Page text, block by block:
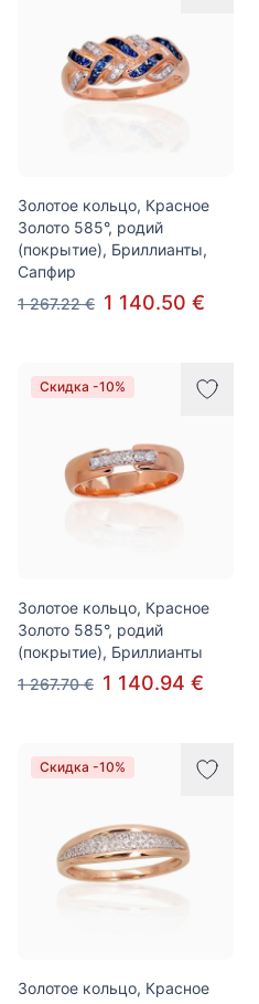
Золотое кольцо, Красное
Золото 585°, родий
(покрытие), Бриллианты,
Сапфир
1 267.22 € 1 140.50 €
Скидка -10%
Золотое кольцо, Красное
Золото 585°, родий
(покрытие), Бриллианты
1 267.70 € 1 140.94 €
Скидка -10%
Золотое кольцо, Красное